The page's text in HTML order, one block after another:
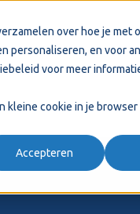
over hoe je met
personaliseren, en voor
voor meer
kleine cookie in je
Accepteren